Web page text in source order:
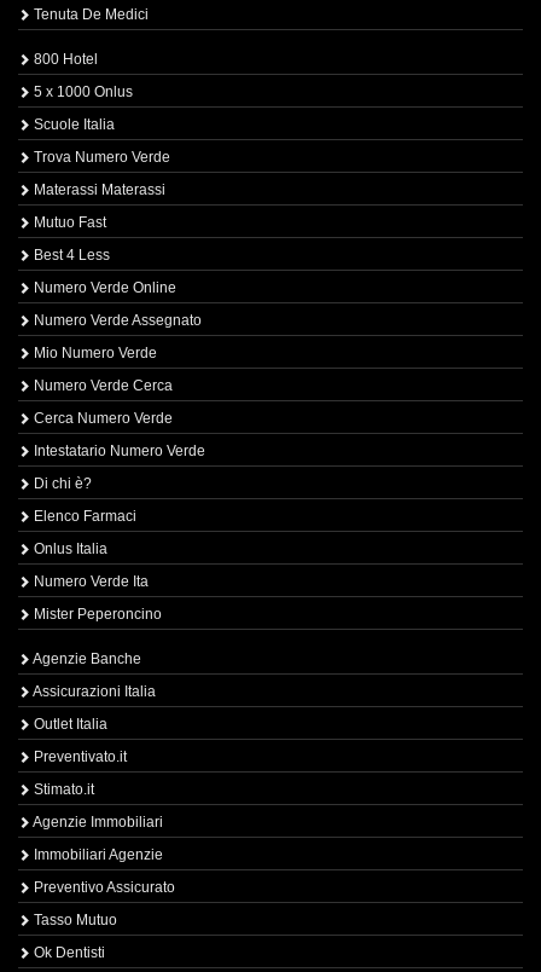
Tenuta De Medici
800 Hotel
5 x 1000 Onlus
Scuole Italia
Trova Numero Verde
Materassi Materassi
Mutuo Fast
Best 4 Less
Numero Verde Online
Numero Verde Assegnato
Mio Numero Verde
Numero Verde Cerca
Cerca Numero Verde
Intestatario Numero Verde
Di chi è?
Elenco Farmaci
Onlus Italia
Numero Verde Ita
Mister Peperoncino
Agenzie Banche
Assicurazioni Italia
Outlet Italia
Preventivato.it
Stimato.it
Agenzie Immobiliari
Immobiliari Agenzie
Preventivo Assicurato
Tasso Mutuo
Ok Dentisti